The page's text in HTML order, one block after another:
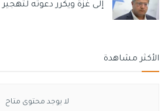
إلى غزة ويكرر دعوته
الأكثر مشاهدة
لا يوجد محتوى متاح